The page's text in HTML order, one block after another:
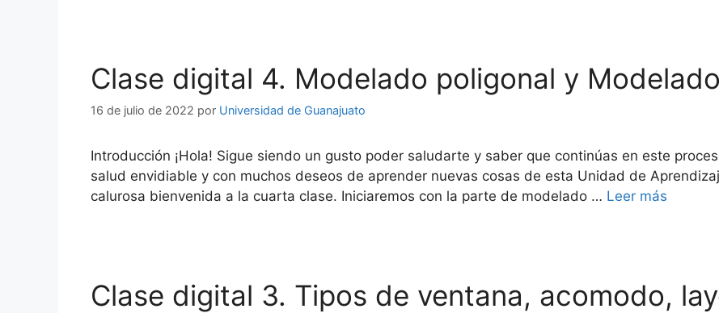
Clase digital 4. Modelado poligonal y
16 de julio de 2022 por Universidad de Guanajuato
Introducción ¡Hola! Sigue siendo un gusto poder saludarte y saber que continúas en este
salud envidiable y con muchos deseos de aprender nuevas cosas de esta Unidad de
calurosa bienvenida a la cuarta clase. Iniciaremos con la parte de modelado … Leer más
Clase digital 3. Tipos de ventana, acomodo,